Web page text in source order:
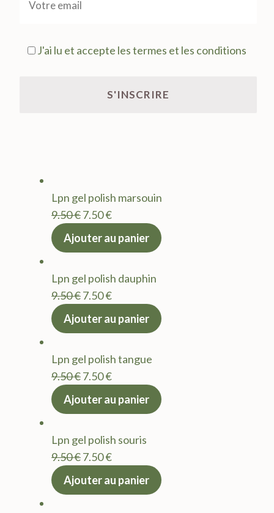
J'ai lu et accepte les termes et les conditions
Lpn gel polish marsouin
9.50€Le
prix
9.50 €.
7.50€Le
actuel
7.50 €.
Ajouter au panier
Lpn gel polish dauphin
9.50€Le
prix
9.50 €.
7.50€Le
actuel
7.50 €.
Ajouter au panier
Lpn gel polish tangue
9.50€Le
prix
9.50 €.
7.50€Le
actuel
7.50 €.
Ajouter au panier
Lpn gel polish souris
9.50€Le
prix
7.50€Le
actuel
Ajouter au panier